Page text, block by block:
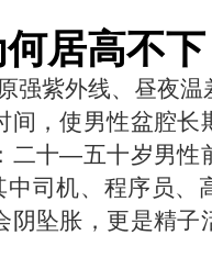
居高不
强紫外线、昼夜
间，使男性盆腔长
二十—五十岁男性
司机、程序员、
阴坠胀，更是精子